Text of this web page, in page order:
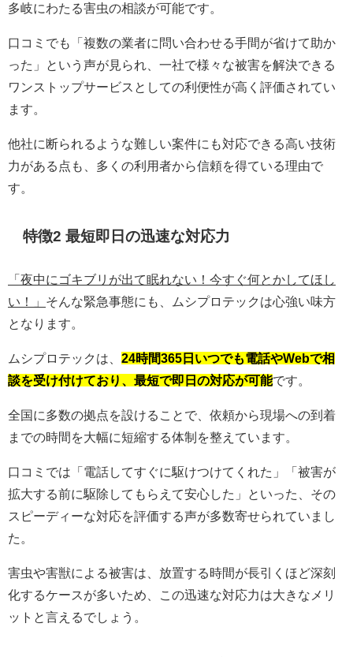
多岐にわたる害虫の相談が可能です。
口コミでも「複数の業者に問い合わせる手間が省けて助か
った」という声が見られ、一社で様々な被害を解決できる
ワンストップサービスとしての利便性が高く評価されてい
ます。
他社に断られるような難しい案件にも対応できる高い技術
力がある点も、多くの利用者から信頼を得ている理由で
す。
特徴2 最短即日の迅速な対応力
「夜中にゴキブリが出て眠れない！今すぐ何とかしてほし
い！」 そんな緊急事態にも、ムシプロテックは心強い味方
となります。
ムシプロテックは、 24時間365日いつでも電話やWebで相
談を受け付けており、最短で即日の対応が可能です。
全国に多数の拠点を設けることで、依頼から現場への到着
までの時間を大幅に短縮する体制を整えています。
口コミでは「電話してすぐに駆けつけてくれた」「被害が
拡大する前に駆除してもらえて安心した」といった、その
スピーディーな対応を評価する声が多数寄せられていまし
た。
害虫や害獣による被害は、放置する時間が長引くほど深刻
化するケースが多いため、この迅速な対応力は大きなメリ
ットと言えるでしょう。